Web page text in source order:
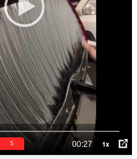
00:27 1x
5